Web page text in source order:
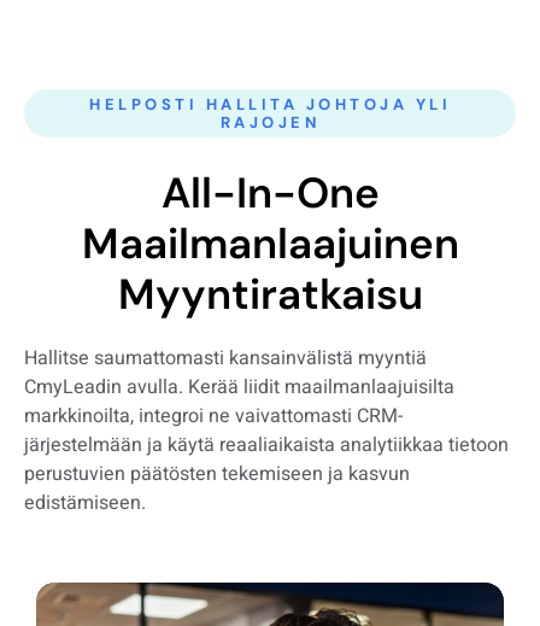
HELPOSTI HALLITA JOHTOJA YLI
RAJOJEN
All-In-One
Maailmanlaajuinen
Myyntiratkaisu
Hallitse saumattomasti kansainvälistä myyntiä
CmyLeadin avulla. Kerää liidit maailmanlaajuisilta
markkinoilta, integroi ne vaivattomasti CRM-
järjestelmään ja käytä reaaliaikaista analytiikkaa tietoon
perustuvien päätösten tekemiseen ja kasvun
edistämiseen.